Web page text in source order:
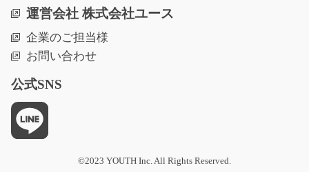
急募
車やバイク部品を扱う企業で目視、顕微鏡を使って検査
をお願いします！未…
時給1200円
埼玉県川口市
運営会社 株式会社ユース
企業のご担当様
お問い合わせ
公式SNS
©2023 YOUTH Inc. All Rights Reserved.